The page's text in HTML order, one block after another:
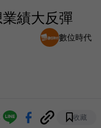
業績大反彈
數位時代
收藏